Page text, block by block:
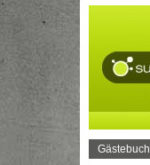
Gästebuch